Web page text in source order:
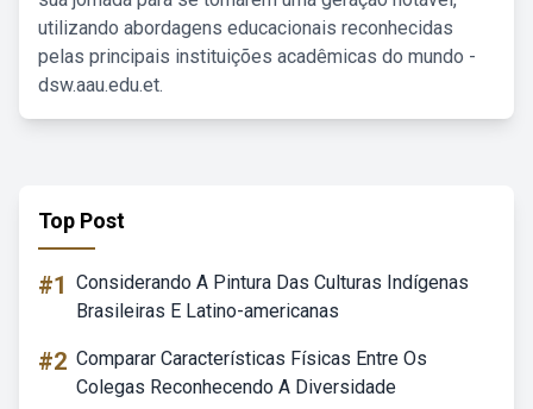
utilizando abordagens educacionais reconhecidas
pelas principais instituições acadêmicas do mundo -
dsw.aau.edu.et.
Top Post
#1 Considerando A Pintura Das Culturas Indígenas
Brasileiras E Latino-americanas
#2 Comparar Características Físicas Entre Os
Colegas Reconhecendo A Diversidade